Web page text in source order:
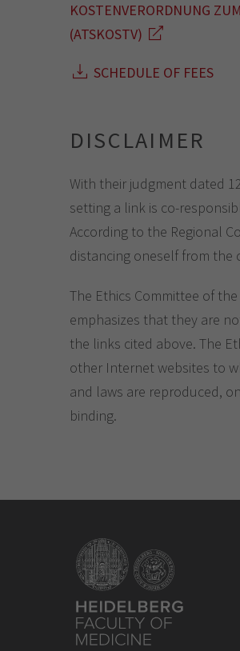
KOSTENVERORDNUNG
(ATSKOSTV)
SCHEDULE OF FEES
DISCLAIMER
With their judgment dated
setting a link is co-
According to the Regional
distancing oneself from the
The Ethics Committee of
emphasizes that they are
the links cited above. The
other Internet websites to
and laws are reproduced,
binding.